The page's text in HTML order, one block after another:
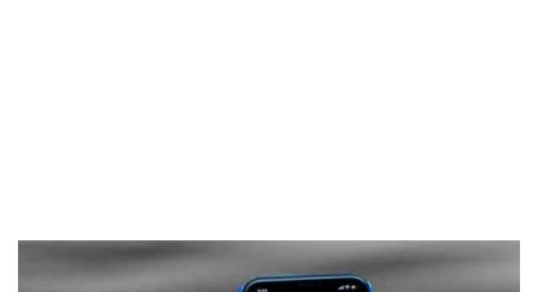
Frankenstein45.Com